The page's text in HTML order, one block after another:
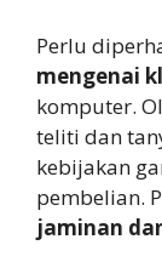
Perlu
mengenai
komputer.
teliti dan
kebijakan
pembelian.
jaminan